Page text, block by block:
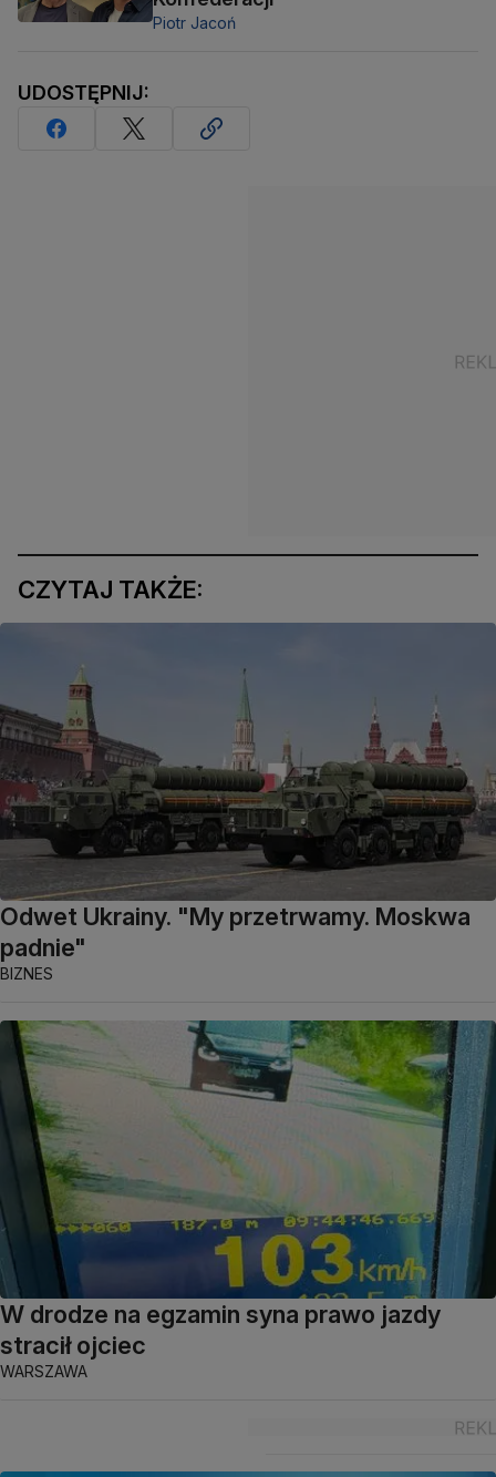
Piotr Jacoń
UDOSTĘPNIJ:
CZYTAJ TAKŻE:
Odwet Ukrainy. "My przetrwamy. Moskwa
padnie"
BIZNES
W drodze na egzamin syna prawo jazdy
stracił ojciec
WARSZAWA